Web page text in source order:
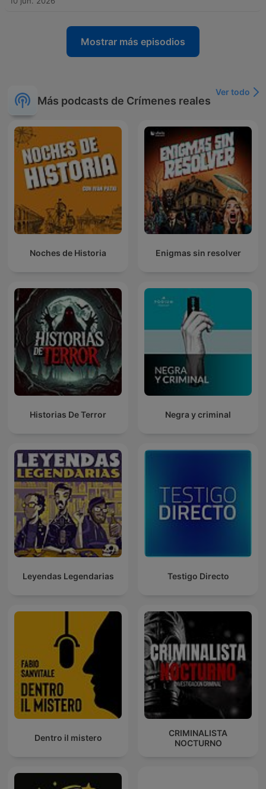
Mostrar más episodios
Más podcasts de Crímenes reales
Ver todo
Noches de Historia Enigmas sin resolver
Historias De Terror Negra y criminal
Leyendas Legendarias Testigo Directo
Dentro il mistero
CRIMINALISTA
NOCTURNO